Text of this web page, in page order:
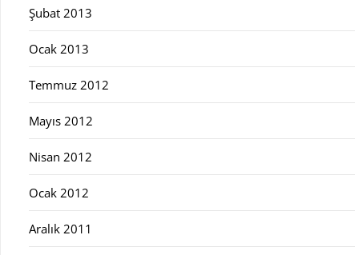
Şubat 2013
Ocak 2013
Temmuz 2012
Mayıs 2012
Nisan 2012
Ocak 2012
Aralık 2011